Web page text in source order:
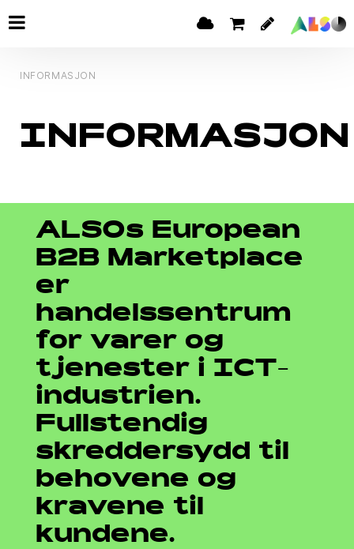
INFORMASJON
INFORMASJON
ALSOs European
B2B Marketplace
er
handelssentrum
for varer og
tjenester i ICT-
industrien.
Fullstendig
skreddersydd til
behovene og
kravene til
kundene.